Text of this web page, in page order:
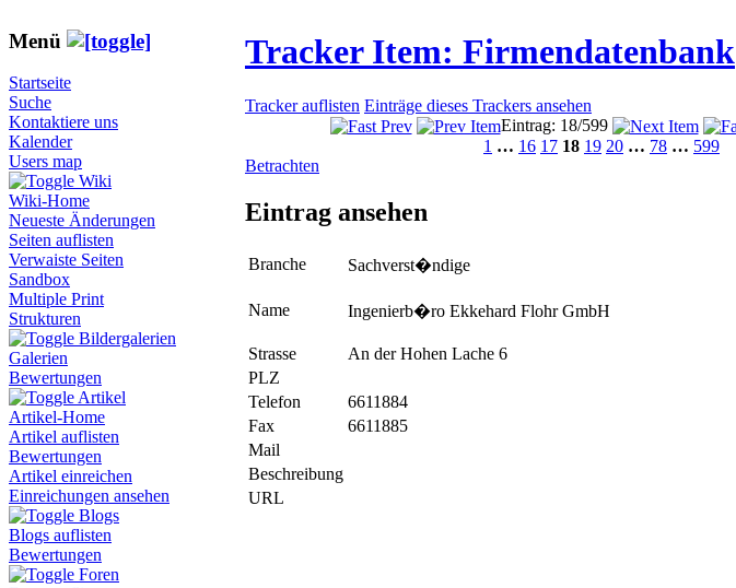
Menü
Startseite
Suche
Kontaktiere uns
Kalender
Users map
Wiki
Wiki-Home
Neueste Änderungen
Seiten auflisten
Verwaiste Seiten
Sandbox
Multiple Print
Strukturen
Bildergalerien
Galerien
Bewertungen
Artikel
Artikel-Home
Artikel auflisten
Bewertungen
Artikel einreichen
Einreichungen ansehen
Blogs
Blogs auflisten
Bewertungen
Foren
Tracker Item: Firmendatenbank
Tracker auflisten Einträge dieses Trackers ansehen
Eintrag: 18/599
1 … 16 17 18 19 20 … 78 … 599
Betrachten
Eintrag ansehen
Branche Sachverst�ndige
Name Ingenierb�ro Ekkehard Flohr GmbH
Strasse
An der Hohen Lache 6
PLZ
Telefon
6611884
Fax
6611885
Mail
Beschreibung
URL